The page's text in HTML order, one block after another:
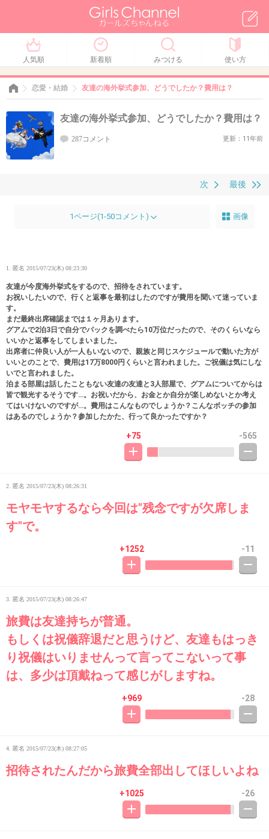
人気順 新着順 みつける 使い方
恋愛・結婚 友達の海外挙式参加、どうでしたか？費用は？
友達の海外挙式参加、どうでしたか？費用は？
287コメント 更新：11年前
最後
次
1ページ(1-50コメント) 画像
1. 匿名 2015/07/23(木) 08:23:30
友達が今度海外挙式をするので、招待をされています。
お祝いしたいので、行くと返事を最初はしたのですが費用を聞いて迷っていま
す。
まだ最終出席確認までは１ヶ月あります。
グアムで2泊3日で自分でパックを調べたら10万位だったので、そのくらいなら
いいかと返事をしてしまいました。
出席者に仲良い人が一人もいないので、親族と同じスケジュールで動いた方が
いいとのことで、費用は17万8000円くらいと言われました。ご祝儀は気にしな
いでと言われました。
泊まる部屋は話したこともない友達の友達と3人部屋で、グアムについてからは
皆で観光するそうです…。お祝いだから、お金とか自分が楽しめないとか考え
てはいけないのですが…。費用はこんなものでしょうか？こんなボッチの参加
はあるのでしょうか？参加したかた、行って良かったですか？
+75 -565
2. 匿名 2015/07/23(木) 08:26:31
モヤモヤするなら今回は"残念ですが欠席しま
す"で。
+1252 -11
3. 匿名 2015/07/23(木) 08:26:47
旅費は友達持ちが普通。
もしくは祝儀辞退だと思うけど、友達もはっき
り祝儀はいりませんって言ってこないって事
は、多少は頂戴ねって感じがしますね。
+969 -28
4. 匿名 2015/07/23(木) 08:27:05
招待されたんだから旅費全部出してほしいよね
+1025 -26